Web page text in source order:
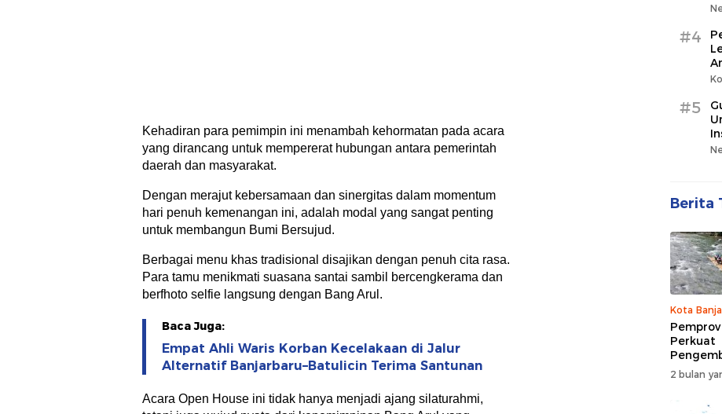
Kehadiran para pemimpin ini menambah kehormatan pada acara
yang dirancang untuk mempererat hubungan antara pemerintah
daerah dan masyarakat.
Dengan merajut kebersamaan dan sinergitas dalam momentum
hari penuh kemenangan ini, adalah modal yang sangat penting
untuk membangun Bumi Bersujud.
Berbagai menu khas tradisional disajikan dengan penuh cita rasa.
Para tamu menikmati suasana santai sambil bercengkerama dan
berfhoto selfie langsung dengan Bang Arul.
Baca Juga:
Empat Ahli Waris Korban Kecelakaan di Jalur
Alternatif Banjarbaru–Batulicin Terima Santunan
Acara Open House ini tidak hanya menjadi ajang silaturahmi,
#4
#5
Berita
Kota
Perkuat
Wisata,
Tingkat
2 bulan